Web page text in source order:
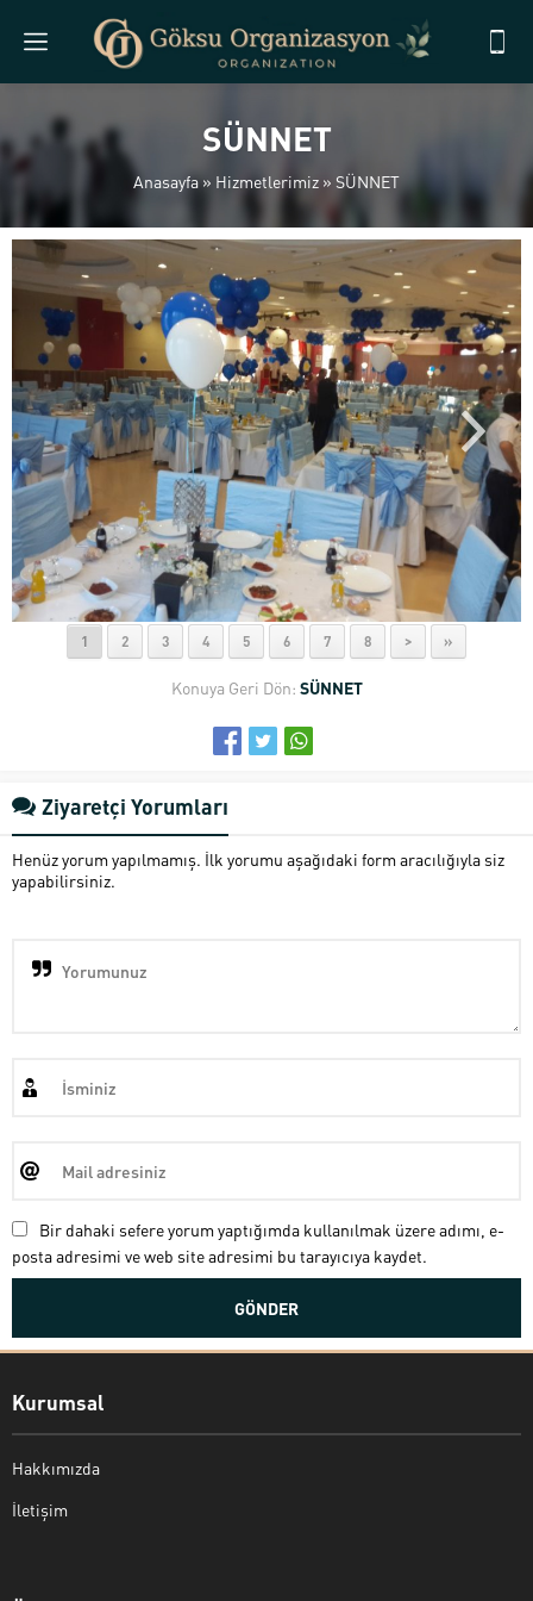
SÜNNET
Anasayfa» Hizmetlerimiz » SÜNNET
1 2 3 4 5 6 7 8 > »
Konuya Geri Dön: SÜNNET
Ziyaretçi Yorumları
Henüz yorum yapılmamış. İlk yorumu aşağıdaki form aracılığıyla siz
yapabilirsiniz.
Bir dahaki sefere yorum yaptığımda kullanılmak üzere adımı, e-
posta adresimi ve web site adresimi bu tarayıcıya kaydet.
Kurumsal
Hakkımızda
İletişim